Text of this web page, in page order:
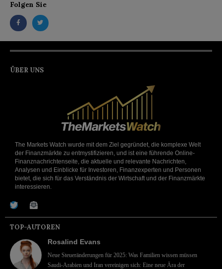
Folgen Sie
ÜBER UNS
The Markets Watch wurde mit dem Ziel gegründet, die komplexe Welt
der Finanzmärkte zu entmystifizieren, und ist eine führende Online-
Finanznachrichtenseite, die aktuelle und relevante Nachrichten,
Analysen und Einblicke für Investoren, Finanzexperten und Personen
bietet, die sich für das Verständnis der Wirtschaft und der Finanzmärkte
interessieren.
TOP-AUTOREN
Rosalind Evans
Neue Steueränderungen für 2025: Was Familien wissen müssen
Saudi-Arabien und Iran vereinigen sich: Eine neue Ära der